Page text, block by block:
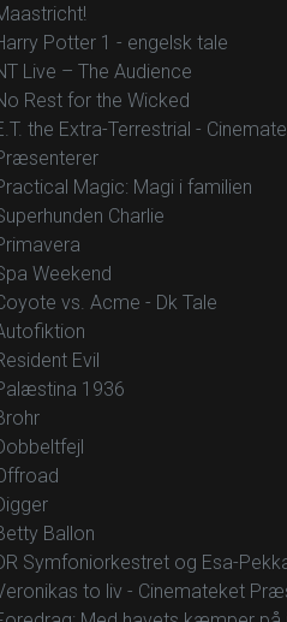
Potter 1 - engelsk tale
Live – The Audience
Rest for the Wicked
the Extra-Terrestrial -
Magic: Magi i familien
Charlie
Weekend
vs. Acme - Dk Tale
Evil
1936
Ballon
Symfoniorkestret og Esa-
to liv - Cinemateket